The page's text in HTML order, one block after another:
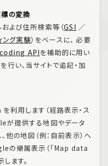
の変換
よび住所検索等（GSI ／
ング実験）をベースに、 必要
APIを補助的に用い
い、当サイトで追記・加
を利用します（経路表示・ス
が提供する地図やデータ
他の地図（例：自前表示）へ
の帰属表示（「Map data
ます。